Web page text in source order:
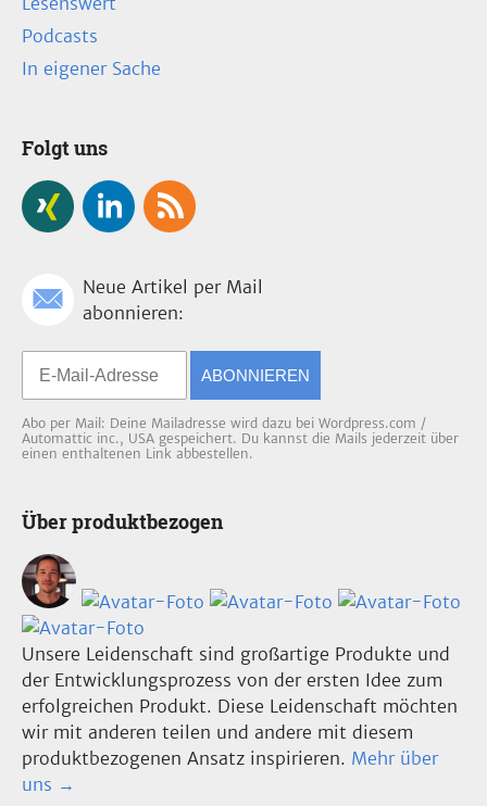
Podcasts
In eigener Sache
Folgt uns
Neue Artikel per Mail
abonnieren:
ABONNIEREN
Abo per Mail: Deine Mailadresse wird dazu bei Wordpress.com /
Automattic inc., USA gespeichert. Du kannst die Mails jederzeit über
einen enthaltenen Link abbestellen.
Über produktbezogen
Unsere Leidenschaft sind großartige Produkte und
der Entwicklungsprozess von der ersten Idee zum
erfolgreichen Produkt. Diese Leidenschaft möchten
wir mit anderen teilen und andere mit diesem
produktbezogenen Ansatz inspirieren. Mehr über
uns →